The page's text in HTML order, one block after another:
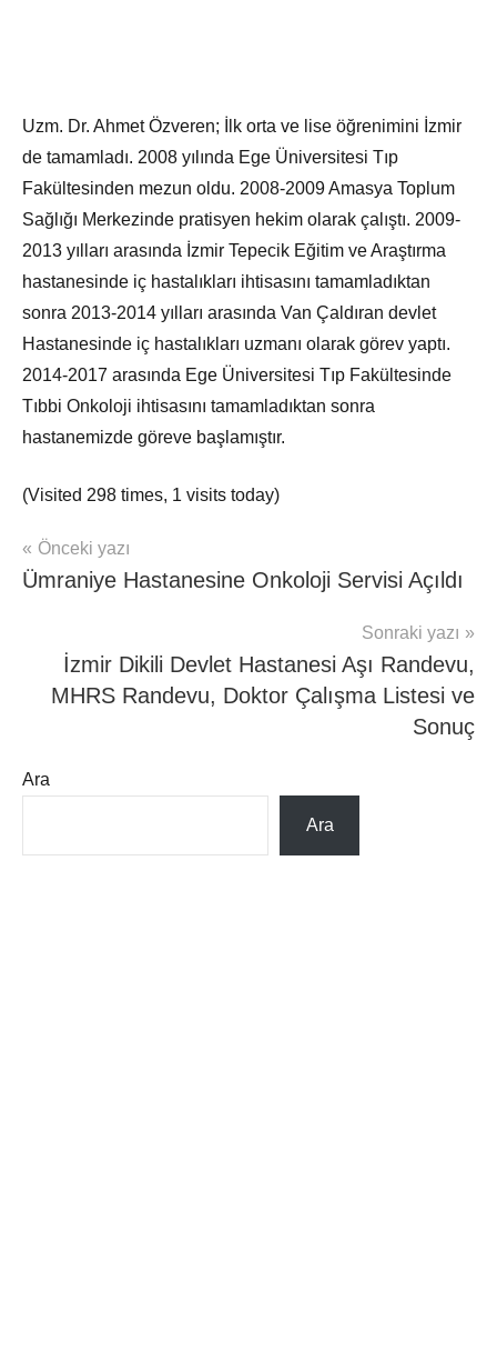
Uzm. Dr. Ahmet Özveren; İlk orta ve lise öğrenimini İzmir
de tamamladı. 2008 yılında Ege Üniversitesi Tıp
Fakültesinden mezun oldu. 2008-2009 Amasya Toplum
Sağlığı Merkezinde pratisyen hekim olarak çalıştı. 2009-
2013 yılları arasında İzmir Tepecik Eğitim ve Araştırma
hastanesinde iç hastalıkları ihtisasını tamamladıktan
sonra 2013-2014 yılları arasında Van Çaldıran devlet
Hastanesinde iç hastalıkları uzmanı olarak görev yaptı.
2014-2017 arasında Ege Üniversitesi Tıp Fakültesinde
Tıbbi Onkoloji ihtisasını tamamladıktan sonra
hastanemizde göreve başlamıştır.
(Visited 298 times, 1 visits today)
Hasta
Haber
Yazı
gezinmesi
Önceki yazı
Ümraniye Hastanesine Onkoloji Servisi Açıldı
Sonraki yazı
İzmir Dikili Devlet Hastanesi Aşı Randevu,
MHRS Randevu, Doktor Çalışma Listesi ve
Sonuç
Ara
Ara